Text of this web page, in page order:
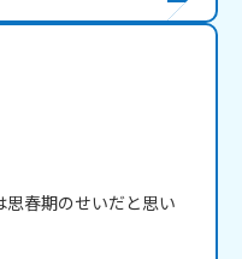
春期のせいだと思い